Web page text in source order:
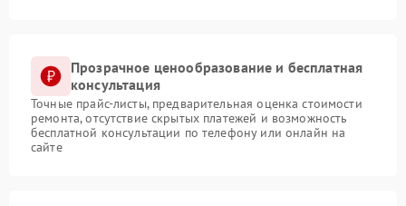
Прозрачное ценообразование и бесплатная
консультация
Точные прайс-листы, предварительная оценка стоимости
ремонта, отсутствие скрытых платежей и возможность
бесплатной консультации по телефону или онлайн на
сайте